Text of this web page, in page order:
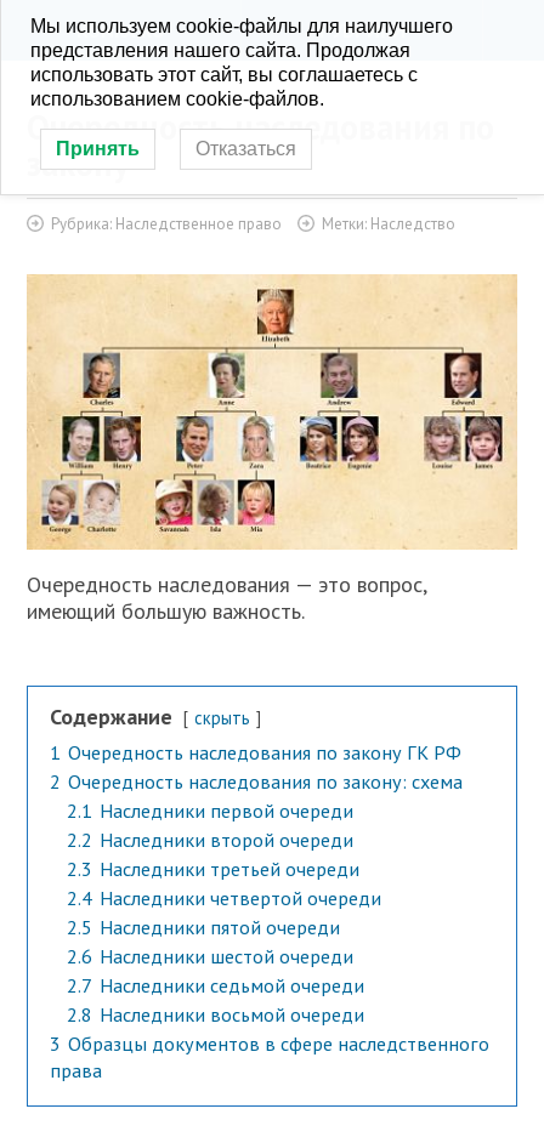
KONRA.RU РУБРИКИ
Очередность наследования по
закону
Рубрика: Наследственное право Метки: Наследство
Очередность наследования — это вопрос,
имеющий большую важность.
Содержание скрыть
1 Очередность наследования по закону ГК РФ
2 Очередность наследования по закону: схема
2.1 Наследники первой очереди
2.2 Наследники второй очереди
2.3 Наследники третьей очереди
2.4 Наследники четвертой очереди
2.5 Наследники пятой очереди
2.6 Наследники шестой очереди
2.7 Наследники седьмой очереди
2.8 Наследники восьмой очереди
3 Образцы документов в сфере наследственного
права
Мы используем cookie-файлы для наилучшего
представления нашего сайта. Продолжая
использовать этот сайт, вы соглашаетесь с
использованием cookie-файлов.
Принять Отказаться